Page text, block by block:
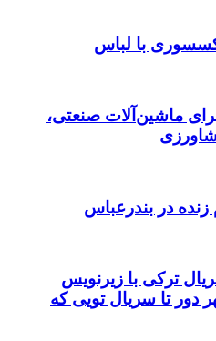
با لباس
ماشین‌آلات صنعتی،
در بندرعباس
ترکی با زیرنویس
دور تا سریال تویی که